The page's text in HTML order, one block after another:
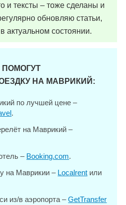
и тексты – тоже сделаны и
обновляю статьи,
актуальном состоянии.
НА МАВРИКИЙ:
по лучшей цене –
.
на Маврикий –
– Booking.com.
на Маврикии – Localrent или
из/в аэропорта –GetTransfer